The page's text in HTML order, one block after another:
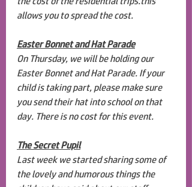
allows you to spread the cost.
Easter Bonnet and Hat Parade
On Thursday, we will be holding our
Easter Bonnet and Hat Parade. If your
child is taking part, please make sure
you send their hat into school on that
day. There is no cost for this event.
The Secret Pupil
Last week we started sharing some of
the lovely and humorous things the